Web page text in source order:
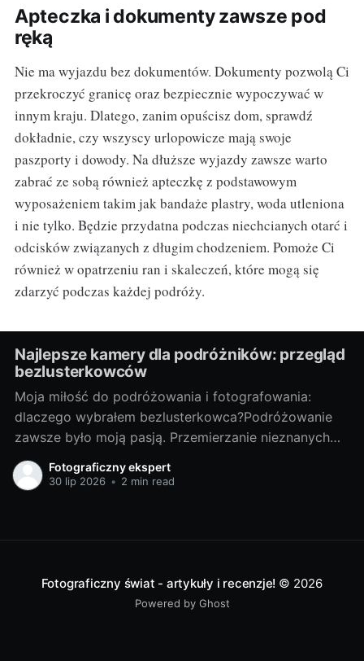
Apteczka i dokumenty zawsze pod
ręką
Nie ma wyjazdu bez dokumentów. Dokumenty pozwolą Ci
przekroczyć granicę oraz bezpiecznie wypoczywać w
innym kraju. Dlatego, zanim opuścisz dom, sprawdź
dokładnie, czy wszyscy urlopowicze mają swoje
paszporty i dowody. Na dłuższe wyjazdy zawsze warto
zabrać ze sobą również apteczkę z podstawowym
wyposażeniem takim jak bandaże plastry, woda utleniona
i nie tylko. Będzie przydatna podczas niechcianych otarć i
odcisków związanych z długim chodzeniem. Pomoże Ci
również w opatrzeniu ran i skaleczeń, które mogą się
zdarzyć podczas każdej podróży.
Najlepsze kamery dla podróżników: przegląd
bezlusterkowców
Moja miłość do podróżowania i fotografowania:
dlaczego wybrałem bezlusterkowca?Podróżowanie
zawsze było moją pasją. Przemierzanie nieznanych
terenów, odkrywanie nowych miejsc, spotykanie
ciekawych ludzi - te doświadczenia są dla mnie
uwieczniać. Tak narodziła się moja
Fotograficzny ekspert
30 lip 2026 • 2 min read
Fotograficzny świat - artykuły i recenzje! © 2026
Powered by Ghost